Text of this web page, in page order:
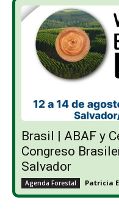
Brasil | ABAF y
Congreso
Salvador
Agenda Forestal Patricia